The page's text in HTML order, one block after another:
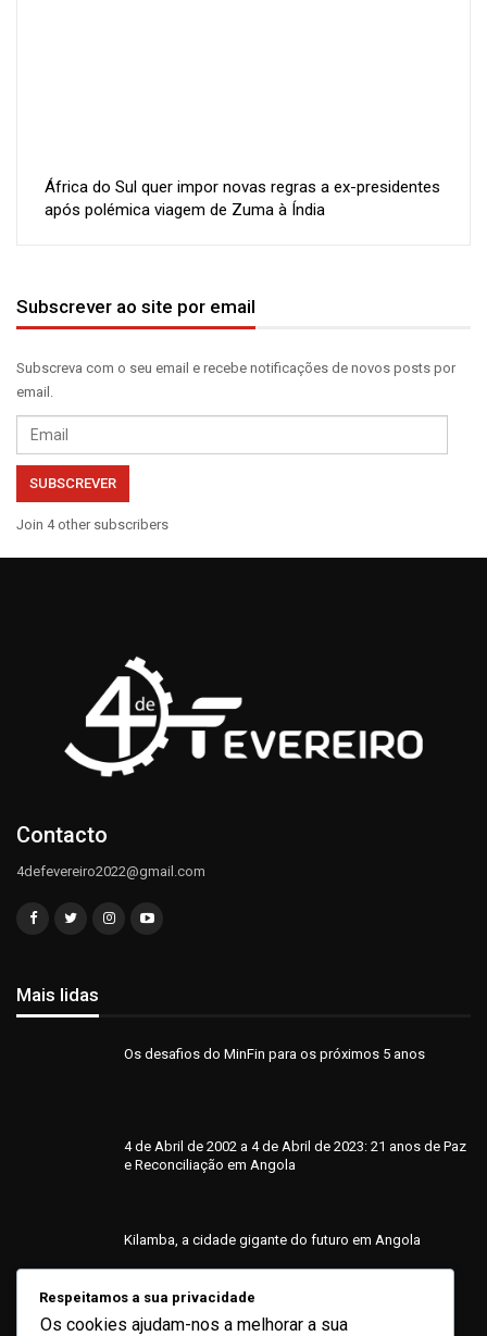
África do Sul quer impor novas regras a ex-presidentes
após polémica viagem de Zuma à Índia
Subscrever ao site por email
Subscreva com o seu email e recebe notificações de novos posts por
email.
Email
SUBSCREVER
Join 4 other subscribers
Contacto
4defevereiro2022@gmail.com
Mais lidas
Os desafios do MinFin para os próximos 5 anos
4 de Abril de 2002 a 4 de Abril de 2023: 21 anos de Paz
e Reconciliação em Angola
Kilamba, a cidade gigante do futuro em Angola
Respeitamos a sua privacidade
Os cookies ajudam-nos a melhorar a sua